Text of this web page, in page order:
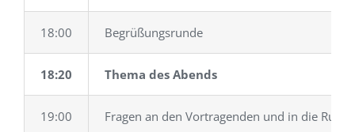
18:00 Begrüßungsrunde
18:20 Thema des Abends
19:00 Fragen an den Vortragenden und in die Runde